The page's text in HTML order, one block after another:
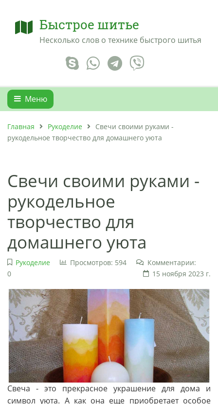
Быстрое шитье
Несколько слов о технике быстрого шитья
Меню
Главная Рукоделие
Свечи своими руками -
рукодельное творчество для домашнего уюта
Свечи своими руками -
рукодельное
творчество для
домашнего уюта
Рукоделие Просмотров: 594
Комментарии:
0
15 ноября 2023 г.
Свеча - это прекрасное украшение для дома и
символ уюта. А как она еще приобретает особое